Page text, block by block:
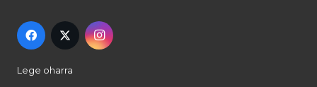
Lege oharra